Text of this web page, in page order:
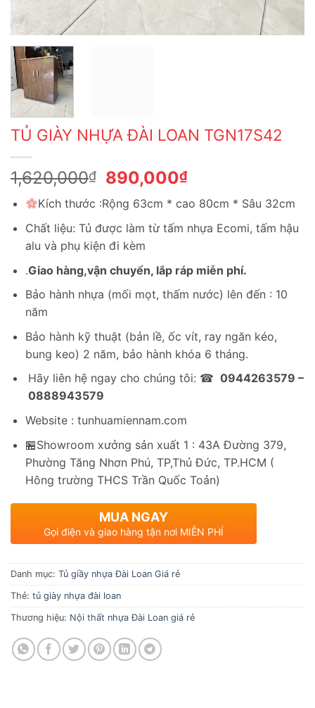
TỦ GIÀY NHỰA ĐÀI LOAN TGN17S42
1,620,000₫
Giá
gốc
là:
1,620,000₫.
890,000₫Giá
hiện
tại
là:
Kích thước :Rộng 63cm * cao 80cm * Sâu 32cm
Chất liệu: Tủ được làm từ tấm nhựa Ecomi, tấm hậu
alu và phụ kiện đi kèm
.Giao hàng,vận chuyển, lắp ráp miễn phí.
Bảo hành nhựa (mối mọt, thấm nước) lên đến : 10
năm
Bảo hành kỹ thuật (bản lề, ốc vít, ray ngăn kéo,
bung keo) 2 năm, bảo hành khóa 6 tháng.
Hãy liên hệ ngay cho chúng tôi: ☎ 0944263579 –
0888943579
Website : tunhuamiennam.com
🏪Showroom xưởng sản xuất 1 : 43A Đường 379,
Phường Tăng Nhơn Phú, TP,Thủ Đức, TP.HCM (
Hông trường THCS Trần Quốc Toản)
MUA NGAY
Gọi điện và giao hàng tận nơi MIỄN PHÍ
Danh mục: Tủ giầy nhựa Đài Loan Giá rẻ
Thẻ: tủ giày nhựa đài loan
Thương hiệu: Nội thất nhựa Đài Loan giá rẻ